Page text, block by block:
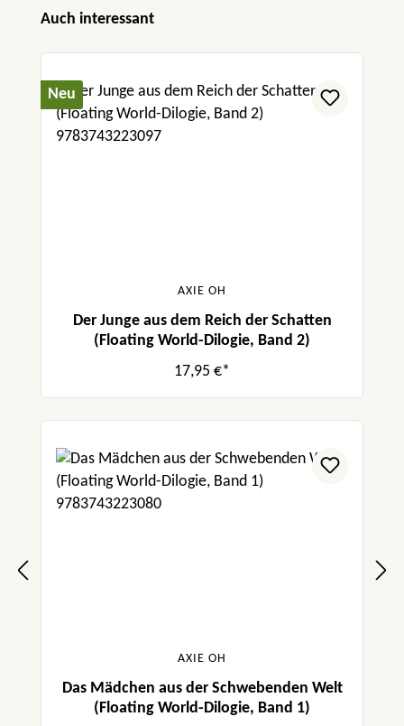
Produktgalerie überspringen
Auch interessant
Neu
AXIE OH
Der Junge aus dem Reich der Schatten
(Floating World-Dilogie, Band 2)
17,95 €*
AXIE OH
Das Mädchen aus der Schwebenden Welt
(Floating World-Dilogie, Band 1)